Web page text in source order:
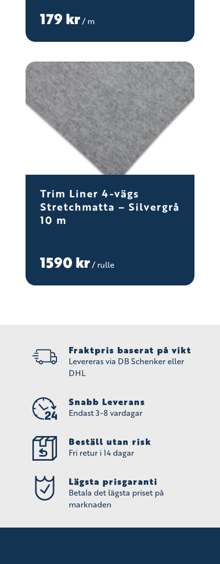
179kr/ m
Trim Liner 4-vägs
Stretchmatta – Silvergrå
10 m
1590kr/ rulle
Fraktpris baserat på vikt
Levereras via DB Schenker eller
DHL
Snabb Leverans
Endast 3-8 vardagar
Beställ utan risk
Fri retur i 14 dagar
Lägsta prisgaranti
Betala det lägsta priset på
marknaden